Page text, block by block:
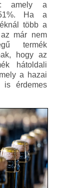
amely a
51%. Ha a
több a
már nem
termék
hogy az
hátoldali
a hazai
is érdemes